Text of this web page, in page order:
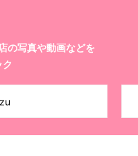
の写真や動画などを